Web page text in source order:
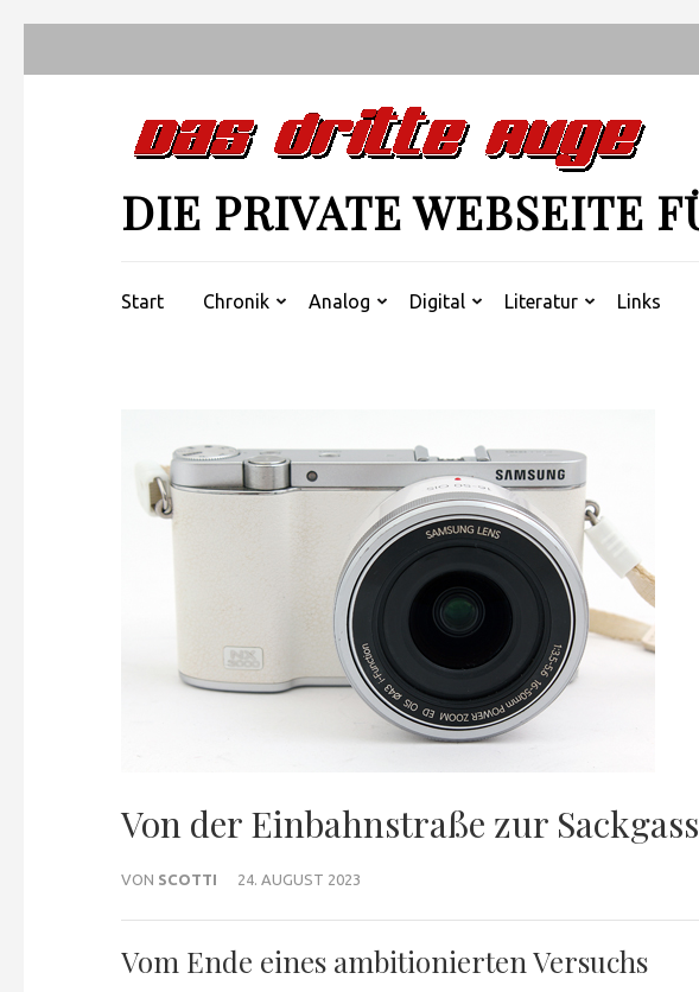
DIE PRIVATE WEBSEITE
Start Chronik Analog Digital Literatur Links
Von der Einbahnstraße zur
VON SCOTTI 24. AUGUST 2023
Vom Ende eines ambitionierten Versuchs